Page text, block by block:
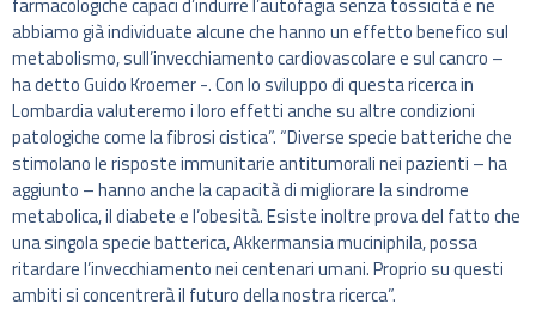
abbiamo già individuate alcune che hanno un effetto benefico sul
metabolismo, sull’invecchiamento cardiovascolare e sul cancro –
ha detto Guido Kroemer -. Con lo sviluppo di questa ricerca in
Lombardia valuteremo i loro effetti anche su altre condizioni
patologiche come la fibrosi cistica”. “Diverse specie batteriche che
stimolano le risposte immunitarie antitumorali nei pazienti – ha
aggiunto – hanno anche la capacità di migliorare la sindrome
metabolica, il diabete e l’obesità. Esiste inoltre prova del fatto che
una singola specie batterica, Akkermansia muciniphila, possa
ritardare l’invecchiamento nei centenari umani. Proprio su questi
ambiti si concentrerà il futuro della nostra ricerca”.